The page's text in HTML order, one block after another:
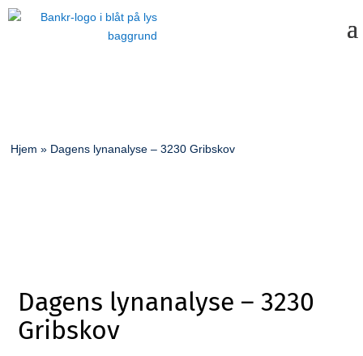
Hjem » Dagens lynanalyse – 3230 Gribskov
Dagens lynanalyse – 3230
Gribskov